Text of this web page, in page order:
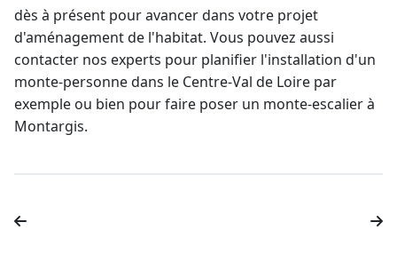
dès à présent pour avancer dans votre projet
d'aménagement de l'habitat. Vous pouvez aussi
contacter nos experts pour planifier l'installation d'un
monte-personne dans le Centre-Val de Loire par
exemple ou bien pour faire poser un monte-escalier à
Montargis.